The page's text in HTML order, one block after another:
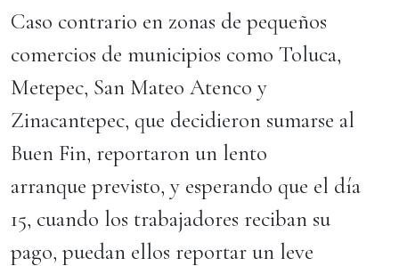
Caso contrario en zonas de pequeños
comercios de municipios como Toluca,
Metepec, San Mateo Atenco y
Zinacantepec, que decidieron sumarse al
Buen Fin, reportaron un lento
arranque previsto, y esperando que el día
15, cuando los trabajadores reciban su
pago, puedan ellos reportar un leve